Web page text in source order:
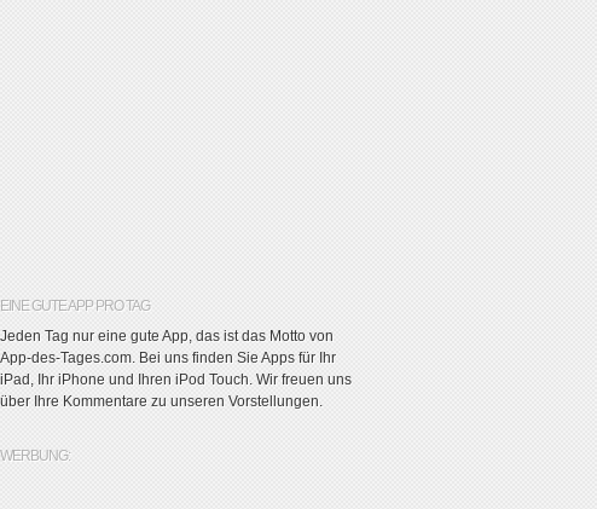
EINE GUTE APP PRO TAG
Jeden Tag nur eine gute App, das ist das Motto von
App-des-Tages.com. Bei uns finden Sie Apps für Ihr
iPad, Ihr iPhone und Ihren iPod Touch. Wir freuen uns
über Ihre Kommentare zu unseren Vorstellungen.
WERBUNG: